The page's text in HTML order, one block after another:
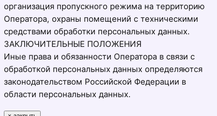
организация пропускного режима на территорию
Оператора, охраны помещений с техническими
средствами обработки персональных данных.
ЗАКЛЮЧИТЕЛЬНЫЕ ПОЛОЖЕНИЯ
Иные права и обязанности Оператора в связи с
обработкой персональных данных определяются
законодательством Российской Федерации в
области персональных данных.